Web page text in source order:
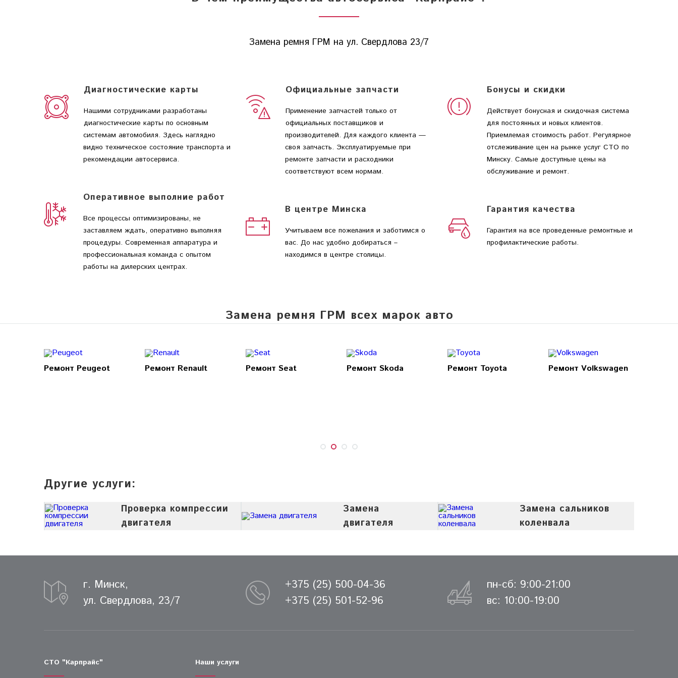
Замена ремня ГРМ на ул. Свердлова 23/7
Диагностические карты
Нашими сотрудниками разработаны
диагностические карты по основным
системам автомобиля. Здесь наглядно
видно техническое состояние транспорта и
рекомендации автосервиса.
Оперативное выполние работ
Все процессы оптимизированы, не
заставляем ждать, оперативно выполняя
процедуры. Современная аппаратура и
профессиональная команда с опытом
работы на дилерских центрах.
Официальные запчасти
Применение запчастей только от
официальных поставщиков и
производителей. Для каждого клиента —
своя запчасть. Эксплуатируемые при
ремонте запчасти и расходники
соответствуют всем нормам.
В центре Минска
Учитываем все пожелания и заботимся о
вас. До нас удобно добираться –
находимся в центре столицы.
Бонусы и скидки
Действует бонусная и скидочная система
для постоянных и новых клиентов.
Приемлемая стоимость работ. Регулярное
отслеживание цен на рынке услуг СТО по
Минску. Самые доступные цены на
обслуживание и ремонт.
Гарантия качества
Гарантия на все проведенные ремонтные и
профилактические работы.
Замена ремня ГРМ всех марок авто
Ремонт Peugeot Ремонт Renault Ремонт Seat Ремонт Skoda Ремонт Toyota Ремонт Volkswagen
Другие услуги:
Проверка компрессии
двигателя
Замена
двигателя
Замена сальников
коленвала
г. Минск,
ул. Свердлова, 23/7
+375 (25) 500-04-36
+375 (25) 501-52-96
пн-сб: 9:00-21:00
вс: 10:00-19:00
СТО "Карпрайс" Наши услуги